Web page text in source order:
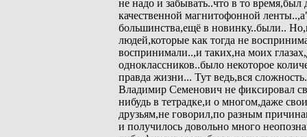
не надо и забывать..что в то
качественной магнитофонной
большинства,ещё в новинку..были..
людей,которые как тогда не
воспринимали..,и таких,на моих
одноклассников..было некоторое
правда жизни... Тут ведь,вся
Владимир Семенович не фиксировал
нибудь в тетрадке,и о многом,даже
друзьям,не говорил,по разным
и получилось довольно много